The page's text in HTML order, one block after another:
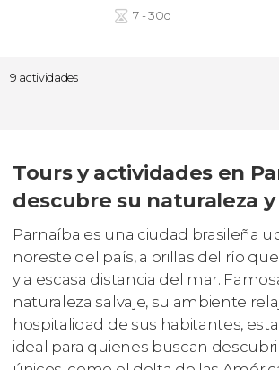
7 - 30d
9 actividades
Tours y actividades en
descubre su naturaleza
Parnaíba es una ciudad brasileña
noreste del país, a orillas del río
y a escasa distancia del mar.
naturaleza salvaje, su ambiente
hospitalidad de sus habitantes,
ideal para quienes buscan